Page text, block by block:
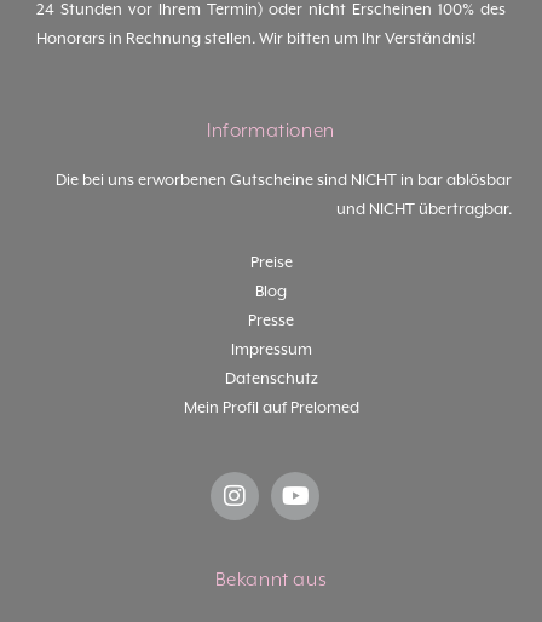
24 Stunden vor Ihrem Termin) oder nicht Erscheinen 100% des
Honorars in Rechnung stellen. Wir bitten um Ihr Verständnis!
Informationen
Die bei uns erworbenen Gutscheine sind NICHT in bar ablösbar
und NICHT übertragbar.
Preise
Blog
Presse
Impressum
Datenschutz
Mein Profil auf Prelomed
Bekannt aus